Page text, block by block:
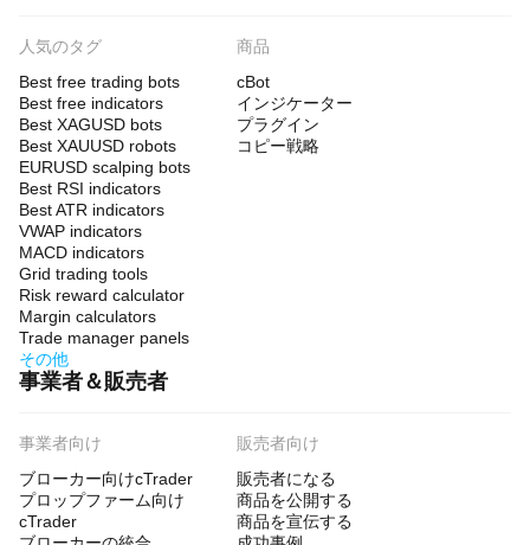
人気のタグ
Best free trading bots
Best free indicators
Best XAGUSD bots
Best XAUUSD robots
EURUSD scalping bots
Best RSI indicators
Best ATR indicators
VWAP indicators
MACD indicators
Grid trading tools
Risk reward calculator
Margin calculators
Trade manager panels
その他
商品
cBot
インジケーター
プラグイン
コピー戦略
事業者＆販売者
事業者向け
ブローカー向けcTrader
プロップファーム向け
cTrader
販売者向け
販売者になる
商品を公開する
商品を宣伝する